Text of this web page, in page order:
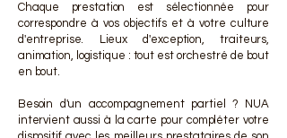
Chaque prestation est sélectionnée pour
correspondre à vos objectifs et à votre culture
d'entreprise. Lieux d'exception, traiteurs,
animation, logistique : tout est orchestré de bout
en bout.
Besoin d'un accompagnement partiel ? NUA
intervient aussi à la carte pour compléter votre